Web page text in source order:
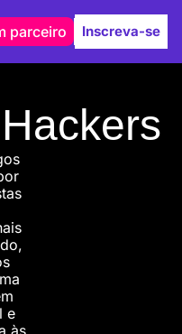
parceiro Inscreva-se
e
às